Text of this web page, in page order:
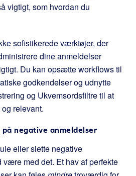
vigtigt, som hvordan du
sofistikerede værktøjer, der
dine anmeldelser
Du kan opsætte workflows til
godkendelser og udnytte
og Ukvemsordsfiltre til at
relevant.
negative anmeldelser
eller slette negative
være med det. Et hav af perfekte